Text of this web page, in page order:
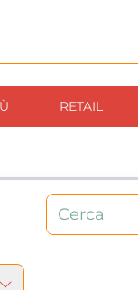
RETAIL